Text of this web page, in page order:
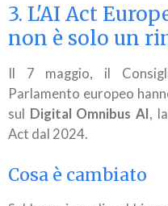
3. L'AI Act
non è solo un
Il 7 maggio, il
Parlamento europeo
sul
Digital Omnibus AI ,
Act dal 2024.
Cosa è cambiato